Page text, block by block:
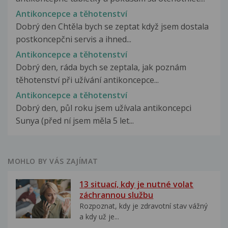
Antikoncepce a těhotenství
Dobrý den Chtěla bych se zeptat když jsem dostala
postkoncepčni servis a ihned...
Antikoncepce a těhotenství
Dobrý den, ráda bych se zeptala, jak poznám
těhotenství při užívání antikoncepce...
Antikoncepce a těhotenství
Dobrý den, půl roku jsem užívala antikoncepci
Sunya (před ní jsem měla 5 let...
MOHLO BY VÁS ZAJÍMAT
13 situací, kdy je nutné volat
záchrannou službu
Rozpoznat, kdy je zdravotní stav vážný
a kdy už je...